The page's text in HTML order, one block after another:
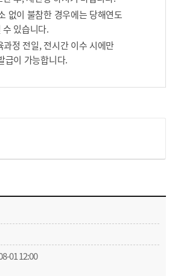
없이 불참한 경우에는 당해연도
수 있습니다.
과정 전일, 전시간 이수 시에만
급이 가능합니다.
01 12:00